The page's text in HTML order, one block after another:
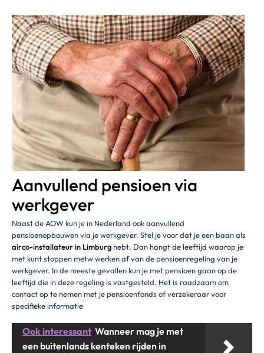
Aanvullend pensioen via
werkgever
Naast de AOW kun je in Nederland ook aanvullend
pensioenopbouwen via je werkgever. Stel je voor dat je een baan als
airco-installateur in Limburghebt. Dan hangt de leeftijd waarop je
met kunt stoppen metw werken af van de pensioenregeling van je
werkgever. In de meeste gevallen kun je met pensioen gaan op de
leeftijd die in deze regeling is vastgesteld. Het is raadzaam om
contact op te nemen met je pensioenfonds of verzekeraar voor
specifieke informatie
Ook interessant Wanneer mag je met
een buitenlands kenteken rijden in